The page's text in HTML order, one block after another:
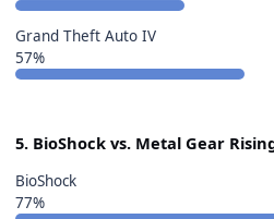
Grand Theft Auto IV
57%
5. BioShock vs. Metal Gear
BioShock
77%